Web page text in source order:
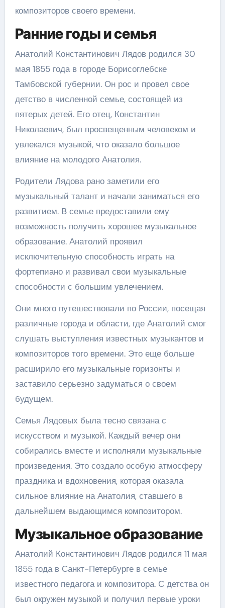
композиторов своего времени.
Ранние годы и семья
Анатолий Константинович Лядов родился 30
мая 1855 года в городе Борисоглебске
Тамбовской губернии. Он рос и провел свое
детство в численной семье, состоящей из
пятерых детей. Его отец, Константин
Николаевич, был просвещенным человеком и
увлекался музыкой, что оказало большое
влияние на молодого Анатолия.
Родители Лядова рано заметили его
музыкальный талант и начали заниматься его
развитием. В семье предоставили ему
возможность получить хорошее музыкальное
образование. Анатолий проявил
исключительную способность играть на
фортепиано и развивал свои музыкальные
способности с большим увлечением.
Они много путешествовали по России, посещая
различные города и области, где Анатолий смог
слушать выступления известных музыкантов и
композиторов того времени. Это еще больше
расширило его музыкальные горизонты и
заставило серьезно задуматься о своем
будущем.
Семья Лядовых была тесно связана с
искусством и музыкой. Каждый вечер они
собирались вместе и исполняли музыкальные
произведения. Это создало особую атмосферу
праздника и вдохновения, которая оказала
сильное влияние на Анатолия, ставшего в
дальнейшем выдающимся композитором.
Музыкальное образование
Анатолий Константинович Лядов родился 11 мая
1855 года в Санкт-Петербурге в семье
известного педагога и композитора. С детства он
был окружен музыкой и получил первые уроки